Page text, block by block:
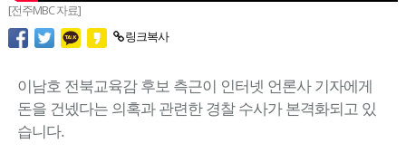
[전주MBC 자료]
링크복사
이남호 전북교육감 후보 측근이 인터넷 언론사 기자에게
돈을 건넸다는 의혹과 관련한 경찰 수사가 본격화되고 있
습니다.